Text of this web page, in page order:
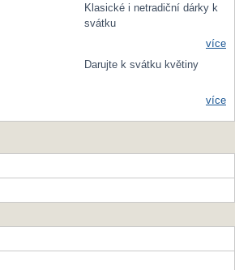
Klasické i netradiční dárky k
svátku
více
Darujte k svátku květiny
více